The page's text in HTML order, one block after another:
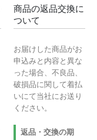
商品の返品交換に
ついて
お届けした商品がお
申込みと内容と異な
った場合、不良品、
破損品に関して着払
いにて当社にお送り
ください。
返品・交換の期